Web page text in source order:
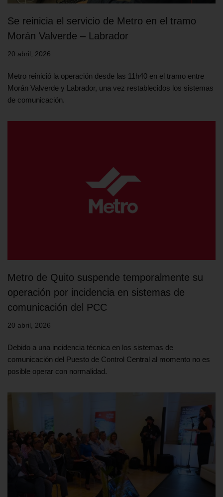
Se reinicia el servicio de Metro en el tramo
Morán Valverde – Labrador
20 abril, 2026
Metro reinició la operación desde las 11h40 en el tramo entre
Morán Valverde y Labrador, una vez restablecidos los sistemas
de comunicación.
Metro de Quito suspende temporalmente su
operación por incidencia en sistemas de
comunicación del PCC
20 abril, 2026
Debido a una incidencia técnica en los sistemas de
comunicación del Puesto de Control Central al momento no es
posible operar con normalidad.